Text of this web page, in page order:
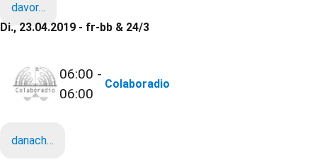
davor…
Di., 23.04.2019 - fr-bb & 24/3
06:00 -
06:00
Colaboradio
danach…